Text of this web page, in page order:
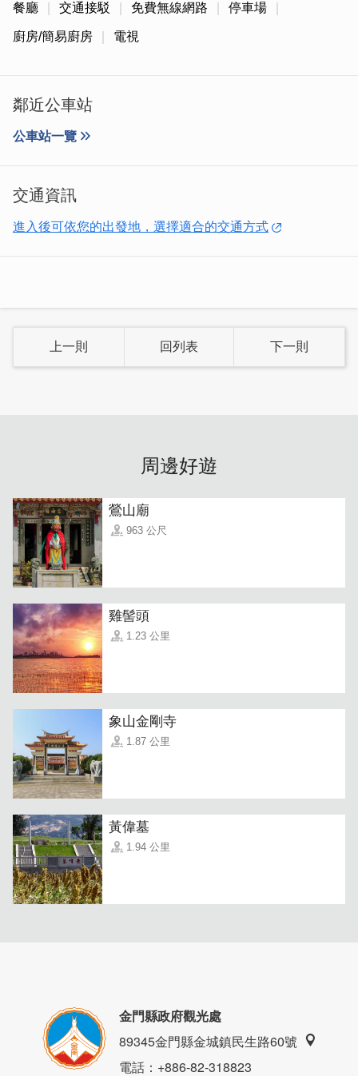
餐廳 交通接駁 免費無線網路 停車場
廚房/簡易廚房 電視
鄰近公車站
公車站一覽
交通資訊
進入後可依您的出發地，選擇適合的交通方式
上一則 回列表 下一則
周邊好遊
鶯山廟
963 公尺
雞髻頭
1.23 公里
象山金剛寺
1.87 公里
黃偉墓
1.94 公里
金門縣政府觀光處
89345金門縣金城鎮民生路60號
電話：+886-82-318823